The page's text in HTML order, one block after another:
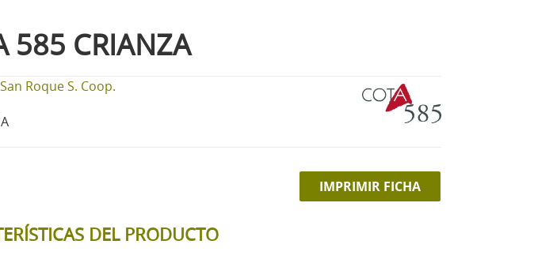
585 CRIANZA
Roque S. Coop.
IMPRIMIR FICHA
DEL PRODUCTO